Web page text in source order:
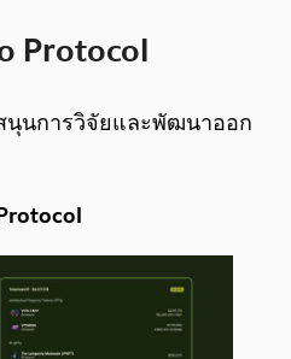
Protocol
นุนการวิจัยและพัฒนาออก